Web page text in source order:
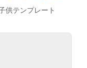
供テンプレート